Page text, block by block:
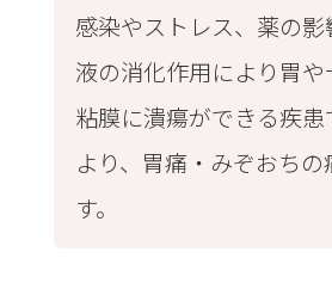
感染やストレス、薬の影
液の消化作用により胃や
粘膜に潰瘍ができる疾患
より、胃痛・みぞおち
す。